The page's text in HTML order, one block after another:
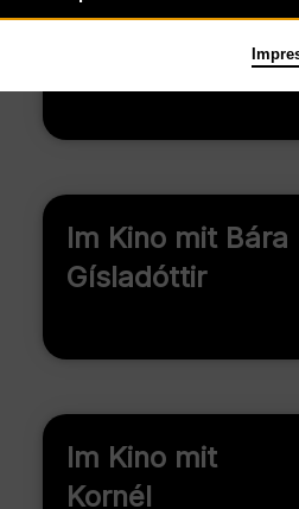
Good Vibes Only
Im Kino mit Bára
Gísladóttir
Im Kino mit
Kornél